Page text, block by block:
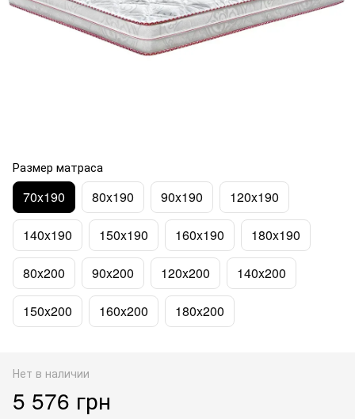
Размер матраса
70x190 80x190 90x190 120x190
140x190 150x190 160x190 180x190
80x200 90x200 120x200 140x200
150x200 160x200 180x200
Нет в наличии
5 576 грн